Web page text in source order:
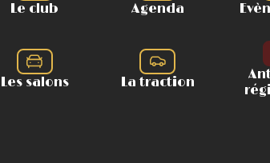
Le club Agenda
Les salons La traction